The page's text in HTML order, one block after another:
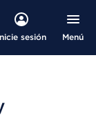
sesión Menú